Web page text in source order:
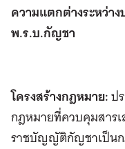
ความแตกต่างระหว่า
พ.ร.บ.กัญชา
โครงสร้างกฎหมาย:ป
กฎหมายที่ควบคุมสาร
ราชบัญญัติกัญชาเป็นก